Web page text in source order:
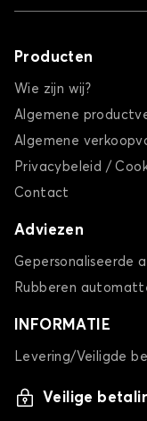
Producten
Wie zijn wij?
Algemene
Algemene
Privacybeleid /
Contact
Adviezen
Gepersonaliseerde
Rubberen
INFORMATIE
Levering/Veiligde
Veilige